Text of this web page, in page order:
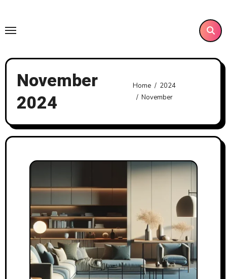
content
November
2024
Home
2024
November